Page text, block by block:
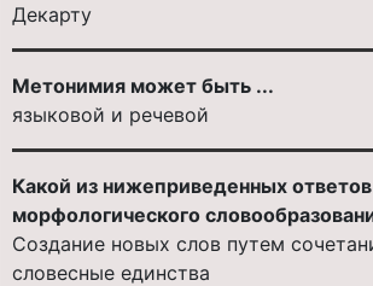
Декарту
Метонимия может быть ...
языковой и речевой
Какой из нижеприведенных
морфологического
Создание новых слов путем
словесные единства